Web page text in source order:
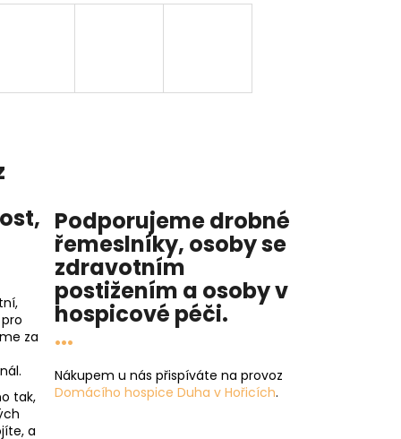
,
za
tak,
a
Podporujeme drobné
řemeslníky, osoby se
zdravotním
postižením a osoby v
hospicové péči.
...
Nákupem u nás přispíváte na provoz
Domácího hospice Duha v Hořicích.